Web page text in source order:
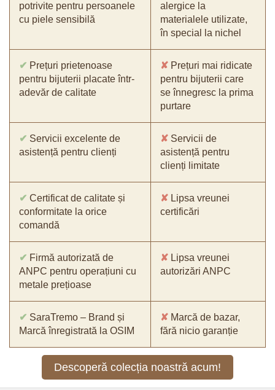
potrivite pentru persoanele
cu piele sensibilă
alergice la
materialele utilizate,
în special la nichel
✔ Prețuri prietenoase
pentru bijuterii placate într-
adevăr de calitate
✘ Prețuri mai ridicate
pentru bijuterii care
se înnegresc la prima
purtare
✔ Servicii excelente de
asistență pentru clienți
✘ Servicii de
asistență pentru
clienți limitate
✔ Certificat de calitate și
conformitate la orice
comandă
✘ Lipsa vreunei
certificări
✔ Firmă autorizată de
ANPC pentru operațiuni cu
metale prețioase
✘ Lipsa vreunei
autorizări ANPC
✔ SaraTremo – Brand și
Marcă înregistrată la OSIM
✘ Marcă de bazar,
fără nicio garanție
Descoperă colecția noastră acum!